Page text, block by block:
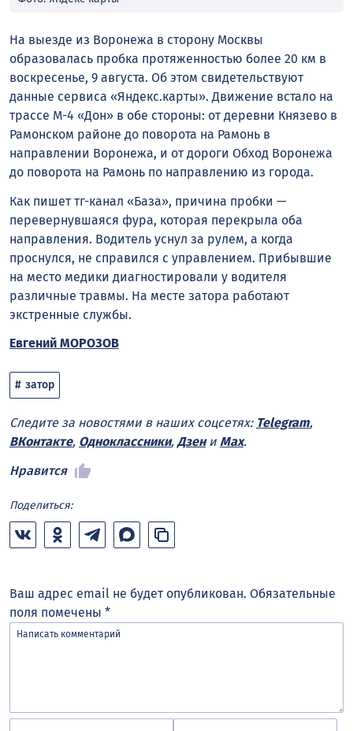
На выезде из Воронежа в сторону Москвы
образовалась пробка протяженностью более 20 км в
воскресенье, 9 августа. Об этом свидетельствуют
данные сервиса «Яндекс.карты». Движение встало на
трассе М-4 «Дон» в обе стороны: от деревни Князево в
Рамонском районе до поворота на Рамонь в
направлении Воронежа, и от дороги Обход Воронежа
до поворота на Рамонь по направлению из города.
Как пишет тг-канал «База», причина пробки —
перевернувшаяся фура, которая перекрыла оба
направления. Водитель уснул за рулем, а когда
проснулся, не справился с управлением. Прибывшие
на место медики диагностировали у водителя
различные травмы. На месте затора работают
экстренные службы.
Евгений МОРОЗОВ
затор
Следите за новостями в наших соцсетях: Telegram,
ВКонтакте, Одноклассники, Дзени Max.
Нравится
Поделиться:
Ваш адрес email не будет опубликован. Обязательные
поля помечены *